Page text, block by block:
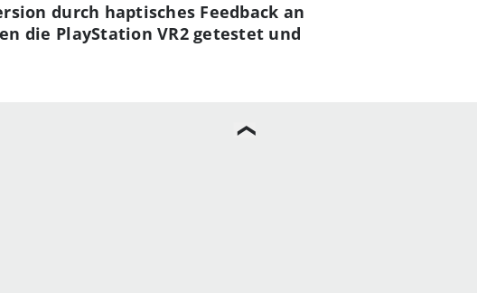
durch haptisches Feedback an
die PlayStation VR2 getestet und